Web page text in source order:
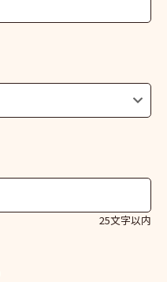
25文字以内